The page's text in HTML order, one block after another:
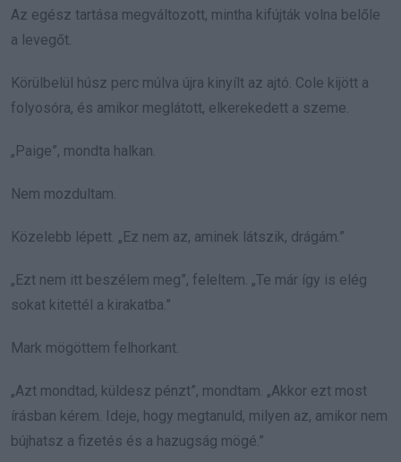
Az egész tartása megváltozott, mintha kifújták volna belőle
a levegőt.
Körülbelül húsz perc múlva újra kinyílt az ajtó. Cole kijött a
folyosóra, és amikor meglátott, elkerekedett a szeme.
„Paige”, mondta halkan.
Nem mozdultam.
Közelebb lépett. „Ez nem az, aminek látszik, drágám.”
„Ezt nem itt beszélem meg”, feleltem. „Te már így is elég
sokat kitettél a kirakatba.”
Mark mögöttem felhorkant.
„Azt mondtad, küldesz pénzt”, mondtam. „Akkor ezt most
írásban kérem. Ideje, hogy megtanuld, milyen az, amikor nem
bújhatsz a fizetés és a hazugság mögé.”